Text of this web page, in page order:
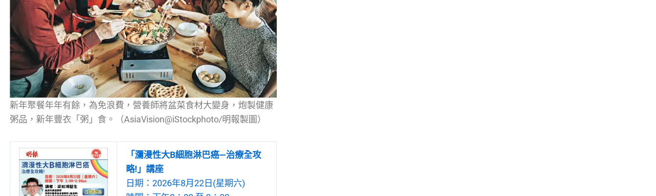
新年聚餐年年有餘，為免浪費，營養師將盆菜食材大變身，炮製健康
粥品，新年豐衣「粥」食。（AsiaVision@iStockphoto/明報製圖）
「瀰漫性大B細胞淋巴癌—治療全攻
略!」講座
日期：2026年8月22日(星期六)